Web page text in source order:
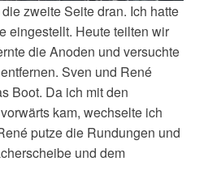
zweite Seite dran. Ich hatte
eingestellt. Heute teilten wir
die Anoden und versuchte
Sven und René
Boot. Da ich mit den
kam, wechselte ich
putze die Rundungen und
und dem